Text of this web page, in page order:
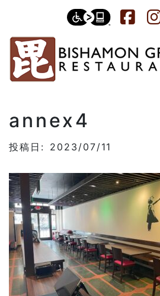
annex4
投稿日: 2023/07/11